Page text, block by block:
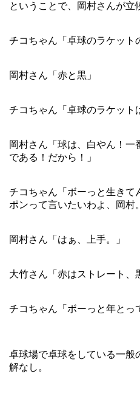
ということで、岡村さんが立
チコちゃん「卓球のラケット
岡村さん「赤と黒」
チコちゃん「卓球のラケット
岡村さん「球は、白やん！
である！だから！」
チコちゃん「ボーっと生きて
ポンって言いたいわよ、岡村
岡村さん「はぁ、上手。」
大竹さん「赤はストレート、
チコちゃん「ボーっと年とっ
卓球場で卓球をしている一般
解なし。